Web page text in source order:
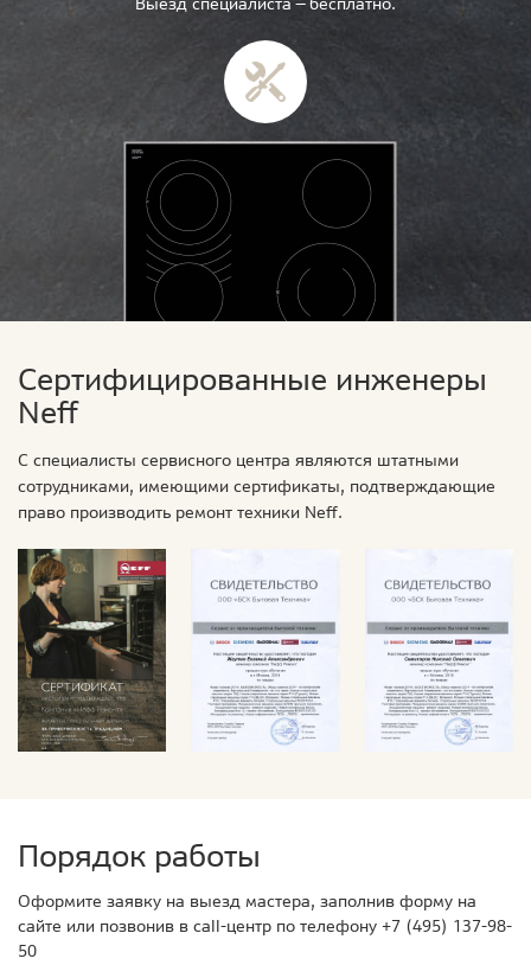
Сертифицированные инженеры
Neff
С специалисты сервисного центра являются штатными
сотрудниками, имеющими сертификаты, подтверждающие
право производить ремонт техники Neff.
Порядок работы
Оформите заявку на выезд мастера, заполнив форму на
сайте или позвонив в call-центр по телефону +7 (495) 137-98-
50